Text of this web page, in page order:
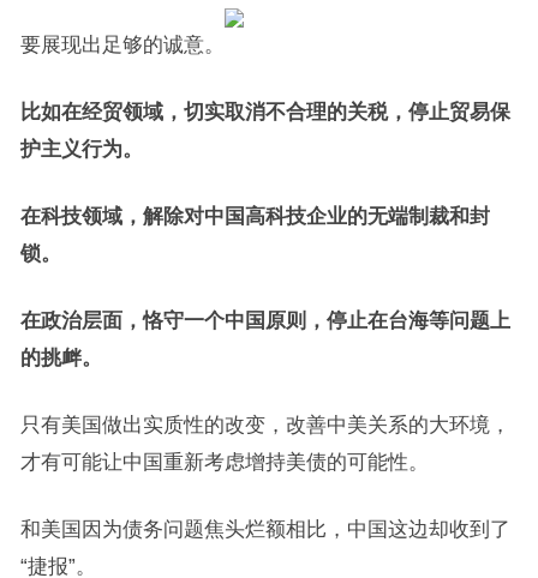
要展现出足够的诚意。
比如在经贸领域，切实取消不合理的关税，停止贸易保
护主义行为。
在科技领域，解除对中国高科技企业的无端制裁和封
锁。
在政治层面，恪守一个中国原则，停止在台海等问题上
的挑衅。
只有美国做出实质性的改变，改善中美关系的大环境，
才有可能让中国重新考虑增持美债的可能性。
和美国因为债务问题焦头烂额相比，中国这边却收到了
“捷报”。